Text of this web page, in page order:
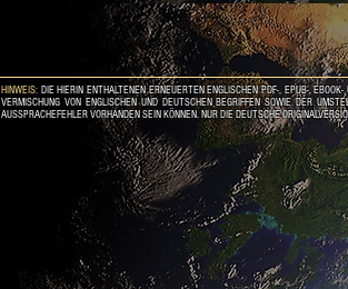
HINWEIS: DIE HIERIN ENTHALTENEN ERNEUERTEN ENGLISCHEN PDF-, EPUB-,
VERMISCHUNG VON ENGLISCHEN UND DEUTSCHEN BEGRIFFEN SOWIE DER
AUSSPRACHEFEHLER VORHANDEN SEIN KÖNNEN. NUR DIE DEUTSCHE